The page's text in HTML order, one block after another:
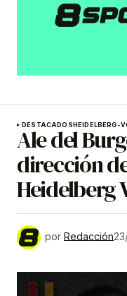
DESTACADOSHEIDELBERG-
Ale del
dirección
Heidelberg
por Redacción